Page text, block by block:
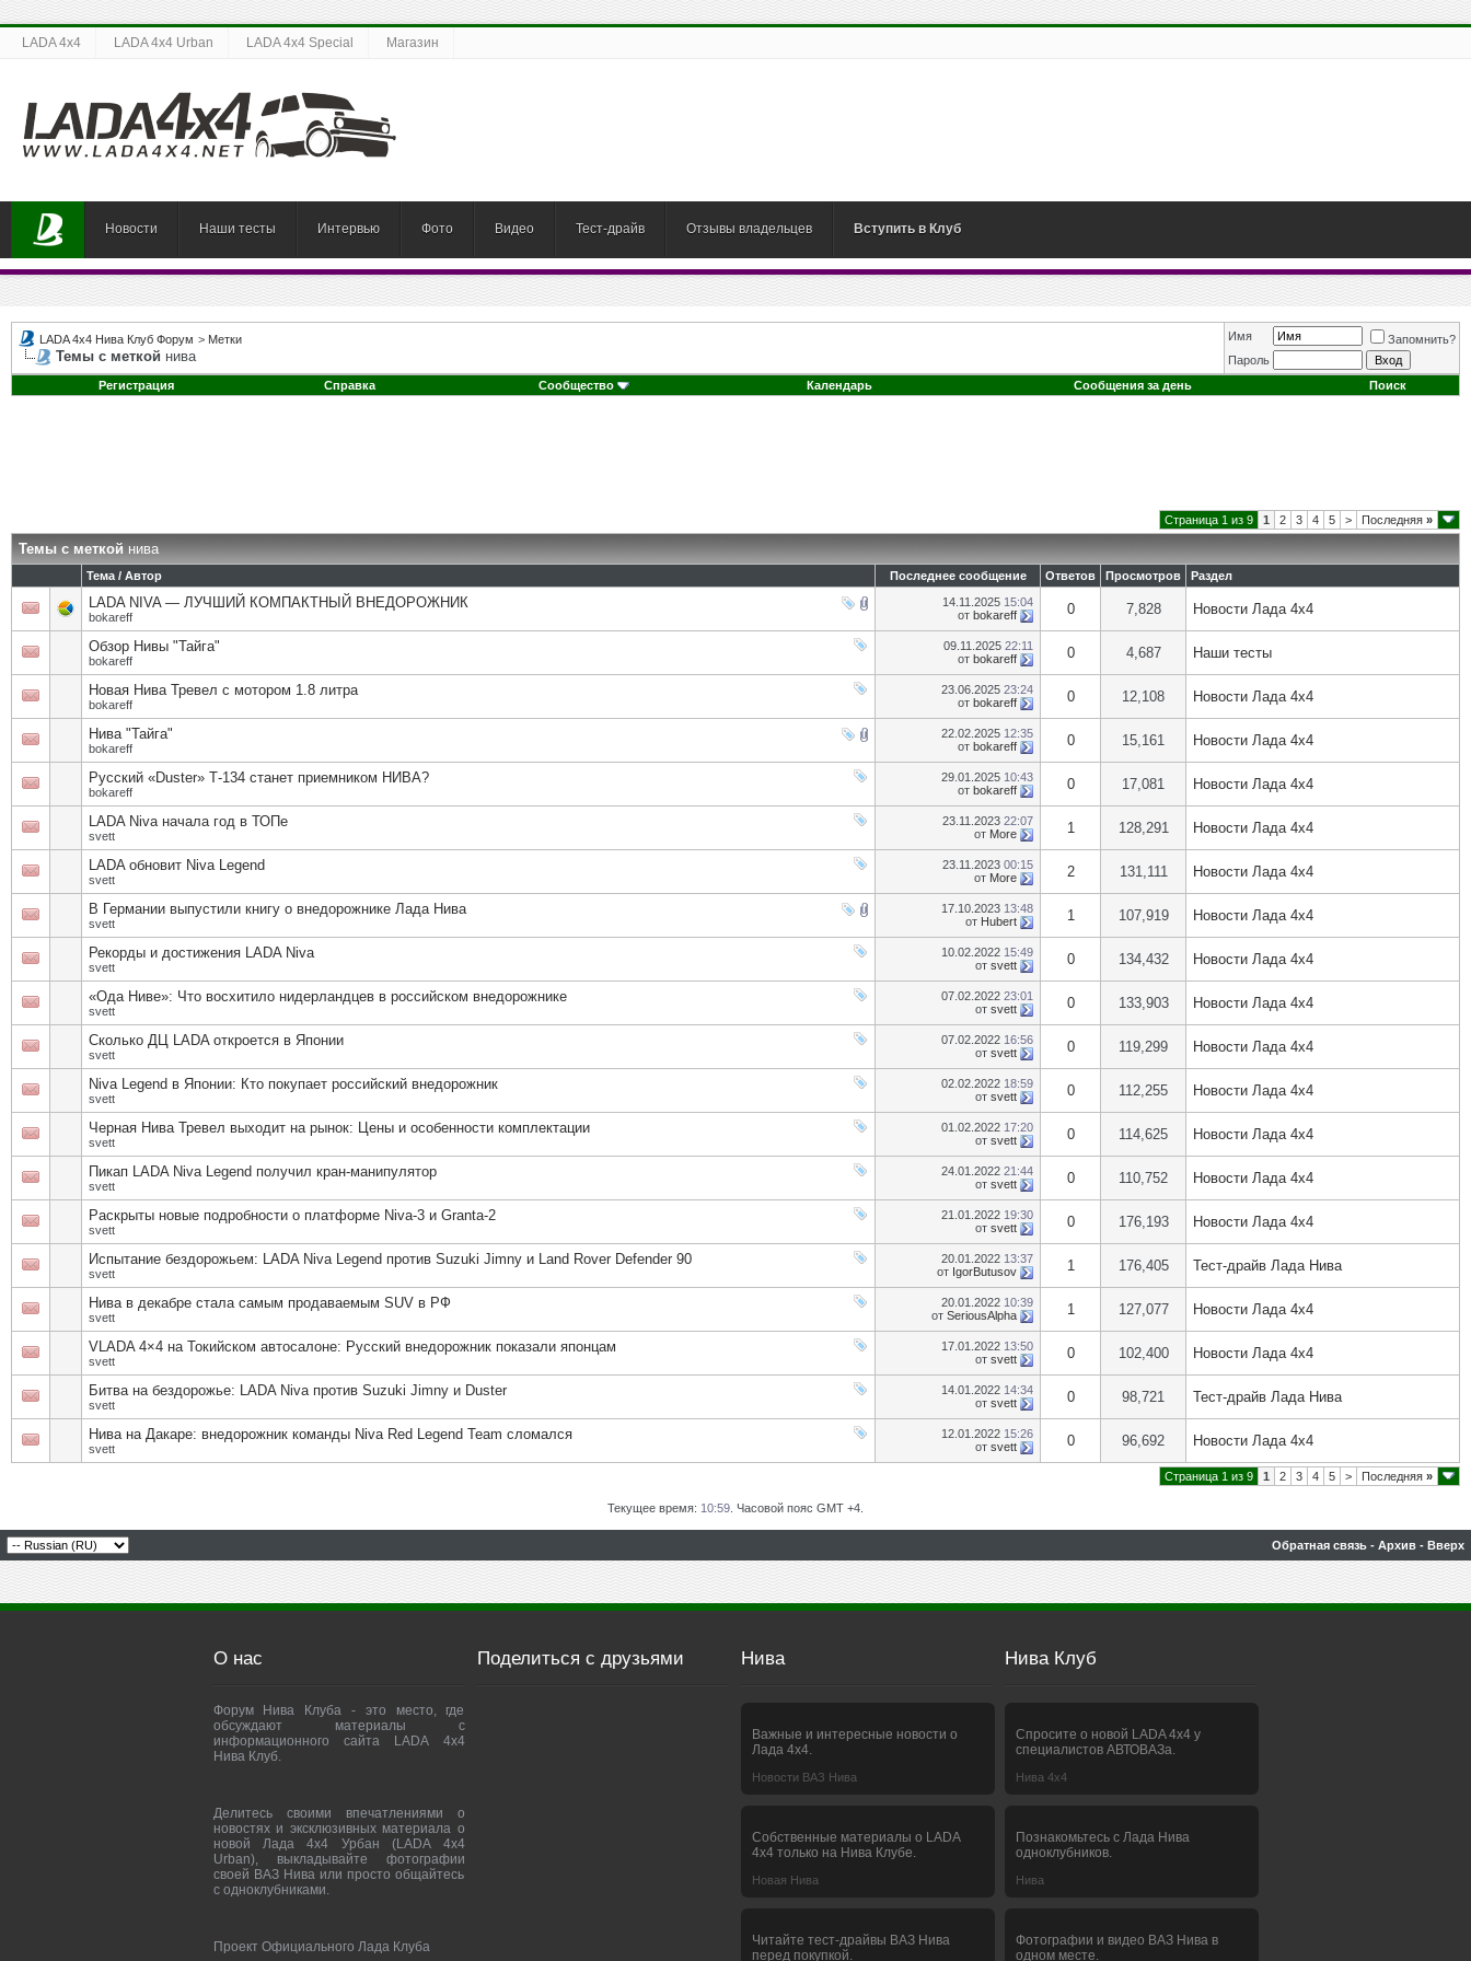
LADA 4x4 LADA 4x4 Urban LADA 4x4 Special Магазин
Новости Наши тесты Интервью Фото Видео Тест-драйв Отзывы владельцев Вступить в Клуб
LADA 4x4 Нива Клуб Форум > Метки
Темы с меткой нива
Имя
Запомнить?
Пароль
Регистрация
Справка Сообщество Календарь Сообщения за день Поиск
Страница 1 из 9 1 2 3 4 5 > Последняя »
Темы с меткойнива
Тема / Автор Последнее сообщение Ответов Просмотров Раздел
LADA NIVA — ЛУЧШИЙ КОМПАКТНЫЙ ВНЕДОРОЖНИК
bokareff
14.11.2025 15:04
от bokareff 0 7,828 Новости Лада 4х4
Обзор Нивы "Тайга"
bokareff
09.11.2025 22:11
от bokareff 0 4,687 Наши тесты
Новая Нива Тревел с мотором 1.8 литра
bokareff
23.06.2025 23:24
от bokareff 0 12,108 Новости Лада 4х4
Нива "Тайга"
bokareff
22.02.2025 12:35
от bokareff 0 15,161 Новости Лада 4х4
Русский «Duster» Т-134 станет приемником НИВА?
bokareff
29.01.2025 10:43
от bokareff 0 17,081 Новости Лада 4х4
LADA Niva начала год в ТОПе
svett
23.11.2023 22:07
от More 1 128,291 Новости Лада 4х4
LADA обновит Niva Legend
svett
23.11.2023 00:15
от More 2 131,111 Новости Лада 4х4
В Германии выпустили книгу о внедорожнике Лада Нива
svett
17.10.2023 13:48
от Hubert 1 107,919 Новости Лада 4х4
Рекорды и достижения LADA Niva
svett
10.02.2022 15:49
от svett 0 134,432 Новости Лада 4х4
«Ода Ниве»: Что восхитило нидерландцев в российском внедорожнике
svett
07.02.2022 23:01
от svett 0 133,903 Новости Лада 4х4
Сколько ДЦ LADA откроется в Японии
svett
07.02.2022 16:56
от svett 0 119,299 Новости Лада 4х4
Niva Legend в Японии: Кто покупает российский внедорожник
svett
02.02.2022 18:59
от svett 0 112,255 Новости Лада 4х4
Черная Нива Тревел выходит на рынок: Цены и особенности комплектации
svett
01.02.2022 17:20
от svett 0 114,625 Новости Лада 4х4
Пикап LADA Niva Legend получил кран-манипулятор
svett
24.01.2022 21:44
от svett 0 110,752 Новости Лада 4х4
Раскрыты новые подробности о платформе Niva-3 и Granta-2
svett
21.01.2022 19:30
от svett 0 176,193 Новости Лада 4х4
Испытание бездорожьем: LADA Niva Legend против Suzuki Jimny и Land Rover Defender 90
svett
20.01.2022 13:37
от IgorButusov 1 176,405 Тест-драйв Лада Нива
Нива в декабре стала самым продаваемым SUV в РФ
svett
20.01.2022 10:39
от SeriousAlpha 1 127,077 Новости Лада 4х4
VLADA 4×4 на Токийском автосалоне: Русский внедорожник показали японцам
svett
17.01.2022 13:50
от svett 0 102,400 Новости Лада 4х4
Битва на бездорожье: LADA Niva против Suzuki Jimny и Duster
svett
14.01.2022 14:34
от svett 0 98,721 Тест-драйв Лада Нива
Нива на Дакаре: внедорожник команды Niva Red Legend Team сломался
svett
12.01.2022 15:26
от svett 0 96,692 Новости Лада 4х4
Страница 1 из 9 1 2 3 4 5 > Последняя »
Текущее время: 10:59 . Часовой пояс GMT +4.
Обратная связь - Архив - Вверх
О нас
Форум Нива Клуба - это место, где
обсуждают материалы с
информационного сайта LADA 4x4
Нива Клуб.
Делитесь своими впечатлениями о
новостях и эксклюзивных материала о
новой Лада 4х4 Урбан (LADA 4x4
Urban), выкладывайте фотографии
своей ВАЗ Нива или просто общайтесь
с одноклубниками.
Проект Официального Лада Клуба
Поделиться с друзьями Нива
Важные и интересные новости о
Лада 4х4.
Новости ВАЗ Нива
Собственные материалы о LADA
4x4 только на Нива Клубе.
Новая Нива
Читайте тест-драйвы ВАЗ Нива
перед покупкой.
Нива Клуб
Спросите о новой LADA 4x4 у
специалистов АВТОВАЗа.
Нива 4х4
Познакомьтесь с Лада Нива
одноклубников.
Нива
Фотографии и видео ВАЗ Нива в
одном месте.